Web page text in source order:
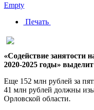
Empty
Печать
«Содействие занятости
2020-2025 годы»
Еще 152 млн рублей за
41 млн рублей должны
Орловской области.